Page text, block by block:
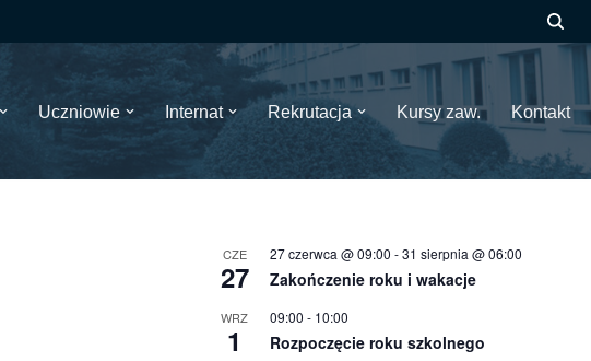
Uczniowie Internat Rekrutacja Kursy zaw. Kontakt
CZE
27
27 czerwca @ 09:00 -31 sierpnia @ 06:00
Zakończenie roku i wakacje
WRZ
1
09:00 - 10:00
Rozpoczęcie roku szkolnego